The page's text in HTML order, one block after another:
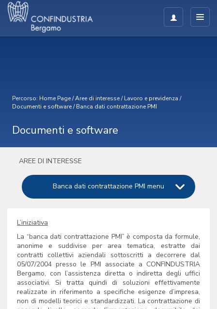
Percorso: Home Page/Aree di interesse/Lavoro e previdenza /
Documenti e software/Banca dati contrattazione PMI
Documenti e software
AREE DI INTERESSE
Banca dati contrattazione PMI menu
L’iniziativa
La “banca dati contrattazione PMI” è composta da formule,
anonime e suddivise per area tematica, estratte dai
contratti collettivi aziendali sottoscritti a decorrere dal
05/07/2004 presso le PMI associate a CONFINDUSTRIA
Bergamo, con l’assistenza diretta o indiretta degli uffici
associativi. Si tratta quindi di soluzioni effettivamente
realizzate in riferimento a specifiche esigenze d’impresa,
non di modelli teorici e standardizzati. La contrattazione di